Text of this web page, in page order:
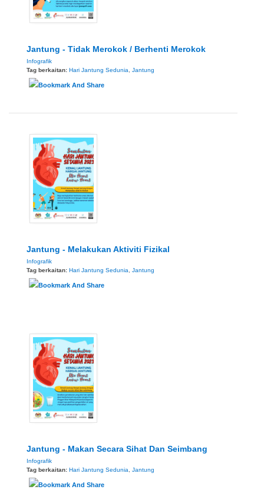
Jantung - Tidak Merokok / Berhenti Merokok
Infografik
Tag berkaitan: Hari Jantung Sedunia Jantung
Jantung - Melakukan Aktiviti Fizikal
Infografik
Tag berkaitan: Hari Jantung Sedunia Jantung
Jantung - Makan Secara Sihat Dan Seimbang
Infografik
Tag berkaitan: Hari Jantung Sedunia Jantung